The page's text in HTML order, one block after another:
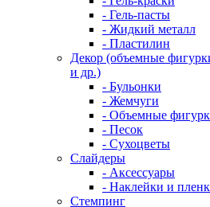
- Гель-пасты
- Жидкий металл
- Пластилин
Декор (объемные
и др.)
- Бульонки
- Жемчуги
- Объемные
- Песок
- Сухоцветы
Слайдеры
- Аксессуары
- Наклейки и
Стемпинг